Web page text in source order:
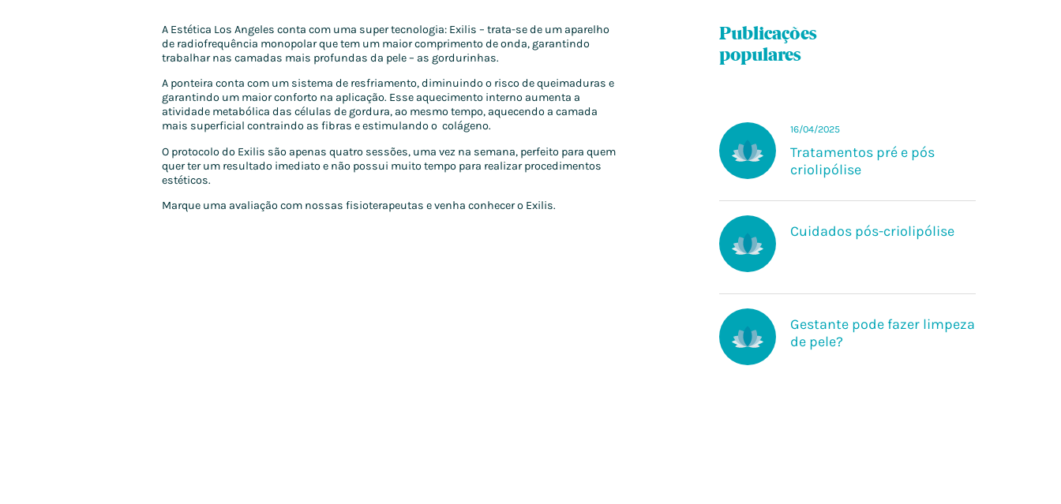
A Estética Los Angeles conta com uma super tecnologia: Exilis – trata-se de um aparelho
de radiofrequência monopolar que tem um maior comprimento de onda, garantindo
trabalhar nas camadas mais profundas da pele – as gordurinhas.
A ponteira conta com um sistema de resfriamento, diminuindo o risco de queimaduras e
garantindo um maior conforto na aplicação. Esse aquecimento interno aumenta a
atividade metabólica das células de gordura, ao mesmo tempo, aquecendo a camada
mais superficial contraindo as fibras e estimulando o colágeno.
O protocolo do Exilis são apenas quatro sessões, uma vez na semana, perfeito para quem
quer ter um resultado imediato e não possui muito tempo para realizar procedimentos
estéticos.
Marque uma avaliação com nossas fisioterapeutas e venha conhecer o Exilis.
Publicações
populares
16/04/2025
Tratamentos pré e pós
criolipólise
Cuidados pós-criolipólise
Gestante pode fazer limpeza
de pele?